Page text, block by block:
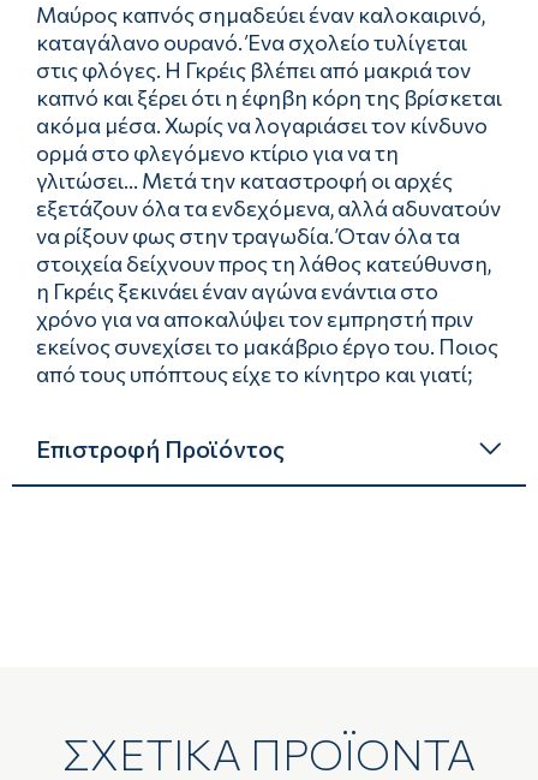
Μαύρος καπνός σημαδεύει έναν καλοκαιρινό,
καταγάλανο ουρανό. Ένα σχολείο τυλίγεται
στις φλόγες. Η Γκρέις βλέπει από μακριά τον
καπνό και ξέρει ότι η έφηβη κόρη της βρίσκεται
ακόμα μέσα. Χωρίς να λογαριάσει τον κίνδυνο
ορμά στο φλεγόμενο κτίριο για να τη
γλιτώσει... Μετά την καταστροφή οι αρχές
εξετάζουν όλα τα ενδεχόμενα, αλλά αδυνατούν
να ρίξουν φως στην τραγωδία. Όταν όλα τα
στοιχεία δείχνουν προς τη λάθος κατεύθυνση,
η Γκρέις ξεκινάει έναν αγώνα ενάντια στο
χρόνο για να αποκαλύψει τον εμπρηστή πριν
εκείνος συνεχίσει το μακάβριο έργο του. Ποιος
από τους υπόπτους είχε το κίνητρο και γιατί;
Επιστροφή Προϊόντος
ΣΧΕΤΙΚΑ ΠΡΟΪΟΝΤΑ